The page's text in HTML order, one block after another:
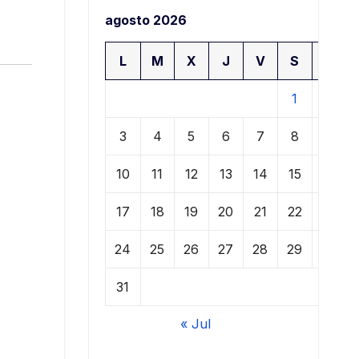
agosto 2026
L M X J V S
1
3 4 5 6 7 8
10 11 12 13 14 15
17 18 19 20 21 22
24 25 26 27 28 29
31
« Jul